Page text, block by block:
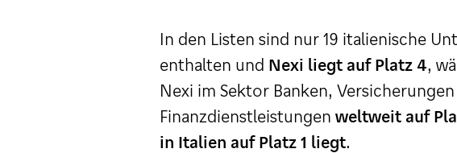
In den Listen sind nur 19 italienische
enthalten und Nexi liegt auf Platz 4,
Nexi im Sektor Banken,
Finanzdienstleistungenweltweit auf
in Italien auf Platz 1 liegt.